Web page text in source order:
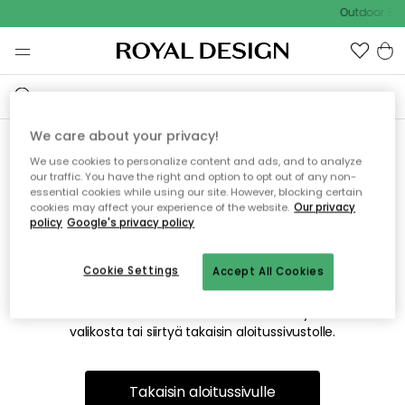
Outdoor
Emme valitettavasti löydä
etsimääsi sivua
Tämä voi johtua siitä, että sivua ei enää ole tai siitä, että se
on siirretty muualle. Pahoittelemme tästä mahdollisesti
valikosta tai siirtyä takaisin aloitussivustolle.
Takaisin aloitussivulle
We care about your privacy!
We use cookies to personalize content and ads, and to analyze
our traffic. You have the right and option to opt out of any non-
essential cookies while using our site. However, blocking certain
cookies may affect your experience of the website. Our privacy
policy Google's privacy policy
Accept All Cookies
Cookie Settings